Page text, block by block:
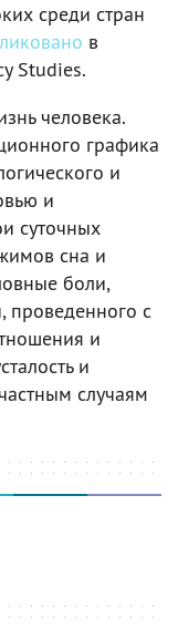
среди стран
в
Studies.
человека.
графика
и
и
суточных
сна и
боли,
проведенного с
и
и
случаям